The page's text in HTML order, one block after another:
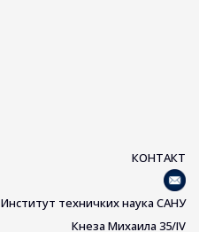
КОНТАКТ
Институт техничких наука САНУ
Кнеза Михаила 35/IV